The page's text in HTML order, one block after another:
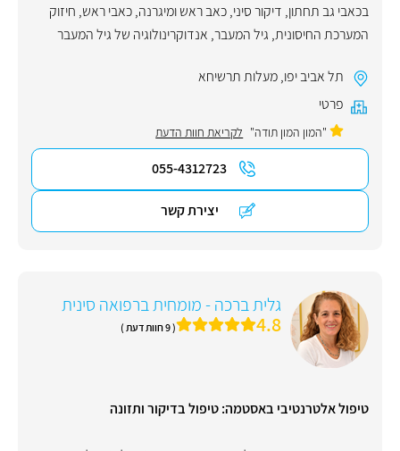
בכאבי גב תחתון, דיקור סיני,כאב ראש ומיגרנה,כאבי ראש, חיזוק
המערכת החיסונית, גיל המעבר, אנדוקרינולוגיה של גיל המעבר
תל אביב יפו,מעלות תרשיחא
פרטי
"המון המון תודה" לקריאת חוות הדעת
055-4312723
יצירת קשר
גלית ברכה - מומחית ברפואה סינית
4.8 ( 9 חוות דעת )
טיפול אלטרנטיבי באסטמה: טיפול בדיקור ותזונה